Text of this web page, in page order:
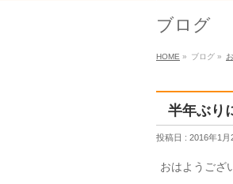
ブログ
HOME » ブログ »
半年ぶり
投稿日 : 2016年1
おはようござ